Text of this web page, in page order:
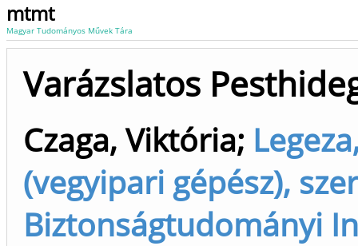
mtmt
Magyar Tudományos Művek Tára
Varázslatos
Czaga, Viktória;
(vegyipari gépész),
Biztonságtudományi